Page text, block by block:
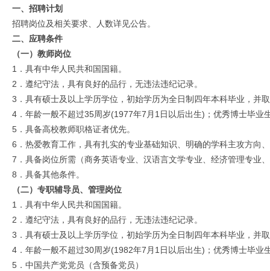
一、招聘计划
招聘岗位及相关要求、人数详见公告。
二、应聘条件
（一）教师岗位
1．具有中华人民共和国国籍。
2．遵纪守法，具有良好的品行，无违法违纪记录。
3．具有硕士及以上学历学位，初始学历为全日制四年本科毕业，并
4．年龄一般不超过35周岁(1977年7月1日以后出生)；优秀博士毕业
5．具备高校教师职格证者优先。
6．热爱教育工作，具有扎实的专业基础知识、明确的学科主攻方向
7．具备岗位所需（商务英语专业、汉语言文学专业、经济管理专业
8．具备其他条件。
（二）专职辅导员、管理岗位
1．具有中华人民共和国国籍。
2．遵纪守法，具有良好的品行，无违法违纪记录。
3．具有硕士及以上学历学位，初始学历为全日制四年本科毕业，并
4．年龄一般不超过30周岁(1982年7月1日以后出生)；优秀博士毕业
5．中国共产党党员（含预备党员）